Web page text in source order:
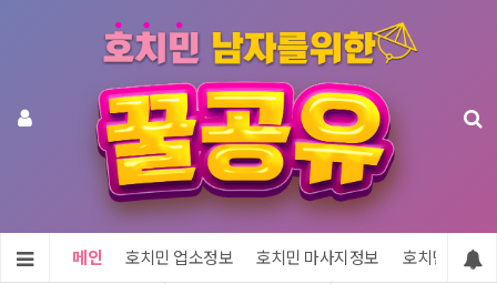
메인 호치민 업소정보 호치민 마사지정보 호치민 숙소